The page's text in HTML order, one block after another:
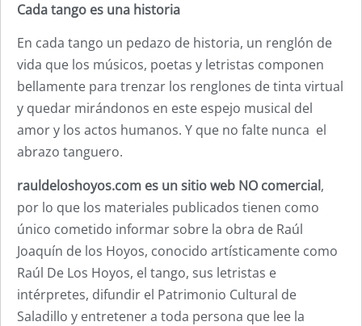
Cada tango es una historia
En cada tango un pedazo de historia, un renglón de
vida que los músicos, poetas y letristas componen
bellamente para trenzar los renglones de tinta virtual
y quedar mirándonos en este espejo musical del
amor y los actos humanos. Y que no falte nunca el
abrazo tanguero.
rauldeloshoyos.com es un sitio web NO comercial,
por lo que los materiales publicados tienen como
único cometido informar sobre la obra de Raúl
Joaquín de los Hoyos, conocido artísticamente como
Raúl De Los Hoyos, el tango, sus letristas e
intérpretes, difundir el Patrimonio Cultural de
Saladillo y entretener a toda persona que lee la